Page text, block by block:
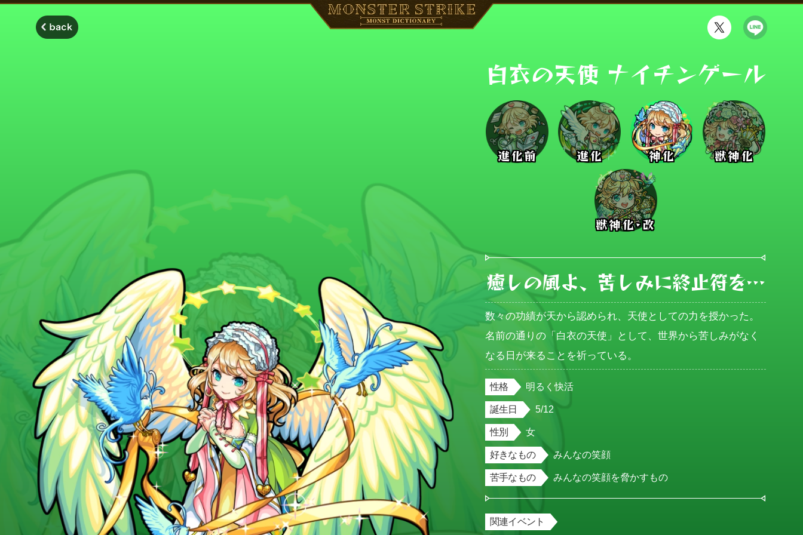
モンスターストライク モンストディクショナリー
白衣の天使 ナイチンゲール
進化前 進化 神化 獣神化
獣神化･改
癒しの風よ、苦しみに終止符を…
数々の功績が天から認められ、天使としての力を授かった。
名前の通りの「白衣の天使」として、世界から苦しみがなく
なる日が来ることを祈っている。
性格 明るく快活
誕生日 5/12
性別 女
好きなもの みんなの笑顔
苦手なもの みんなの笑顔を脅かすもの
関連イベント